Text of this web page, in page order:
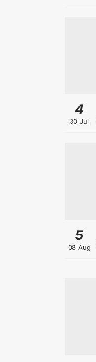
4
30 Jul
5
08 Aug